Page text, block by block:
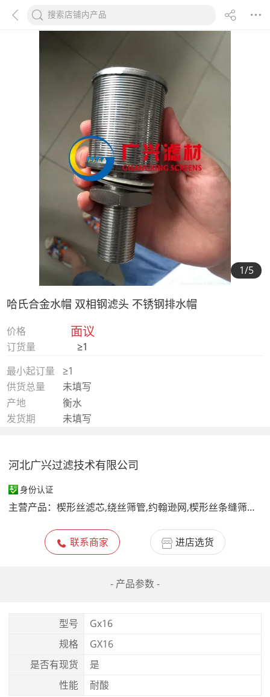
1/5
哈氏合金水帽 双相钢滤头 不锈钢排水帽
价格 面议
订货量
≥1
最小起订量
≥1
供货总量
未填写
产地
衡水
发货期
未填写
河北广兴过滤技术有限公司
身份认证
主营产品： 楔形丝滤芯,绕丝筛管,约翰逊网,楔形丝条缝筛板,约翰逊滤芯,中排绕丝管,不锈钢滤元,缠丝滤水管,自动反冲洗过滤器滤芯,进口比利时Trislot滤芯,污水处理格栅楔形筛网滤筒,油脂浸出器栅板
联系商家 进店选货
- 产品参数 -
型号
Gx16
规格
GX16
是否有现货
是
性能
耐酸